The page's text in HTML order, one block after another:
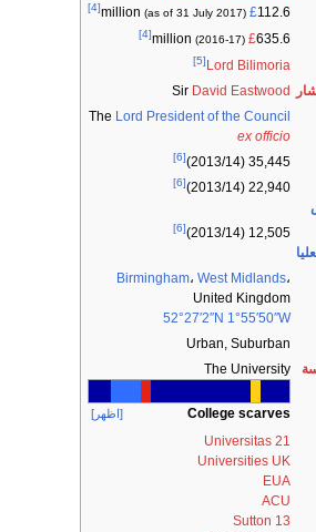
£112.6 million
(as of 31 July 2017)
[4]
£635.6 million
(2016-17)
[4]
Lord Bilimoria
[5]
Sir David Eastwood
The Lord President of the Council
ex officio
35,445 (2013/14)
[6]
22,940 (2013/14)
[6]
12,505 (2013/14)
[6]
Birmingham، West Midlands،
United Kingdom
52°27′2″N 1°55′50″W
Urban, Suburban
The University
College scarves [اظهر]
Universitas 21
Universities UK
EUA
ACU
Sutton 13